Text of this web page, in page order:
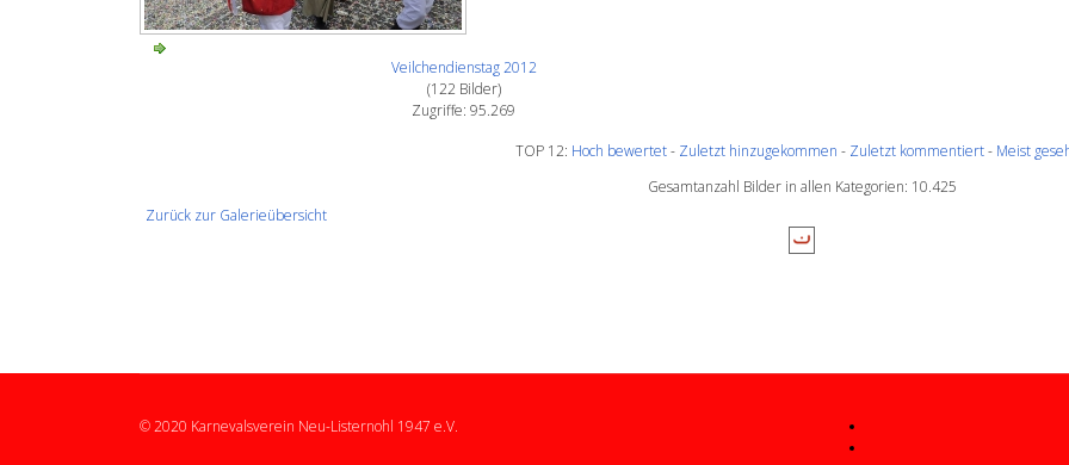
Veilchendienstag 2012
(122 Bilder)
Zugriffe: 95.269
TOP 12: Hoch bewertet- Zuletzt hinzugekommen - Zuletzt kommentiert- Meist
Gesamtanzahl Bilder in allen Kategorien: 10.425
Zurück zur Galerieübersicht
© 2020 Karnevalsverein Neu-Listernohl 1947 e.V.